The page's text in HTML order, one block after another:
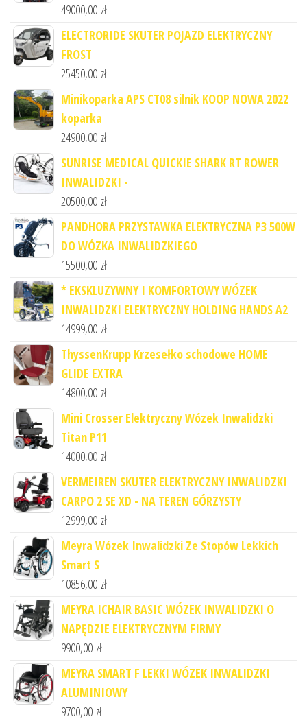
49000,00 zł
ELECTRORIDE SKUTER POJAZD ELEKTRYCZNY
FROST
25450,00 zł
Minikoparka APS CT08 silnik KOOP NOWA 2022
koparka
24900,00 zł
SUNRISE MEDICAL QUICKIE SHARK RT ROWER
INWALIDZKI -
20500,00 zł
PANDHORA PRZYSTAWKA ELEKTRYCZNA P3 500W
DO WÓZKA INWALIDZKIEGO
15500,00 zł
* EKSKLUZYWNY I KOMFORTOWY WÓZEK
INWALIDZKI ELEKTRYCZNY HOLDING HANDS A2
14999,00 zł
ThyssenKrupp Krzesełko schodowe HOME
GLIDE EXTRA
14800,00 zł
Mini Crosser Elektryczny Wózek Inwalidzki
Titan P11
14000,00 zł
VERMEIREN SKUTER ELEKTRYCZNY INWALIDZKI
CARPO 2 SE XD - NA TEREN GÓRZYSTY
12999,00 zł
Meyra Wózek Inwalidzki Ze Stopów Lekkich
Smart S
10856,00 zł
MEYRA ICHAIR BASIC WÓZEK INWALIDZKI O
NAPĘDZIE ELEKTRYCZNYM FIRMY
9900,00 zł
MEYRA SMART F LEKKI WÓZEK INWALIDZKI
ALUMINIOWY
9700,00 zł